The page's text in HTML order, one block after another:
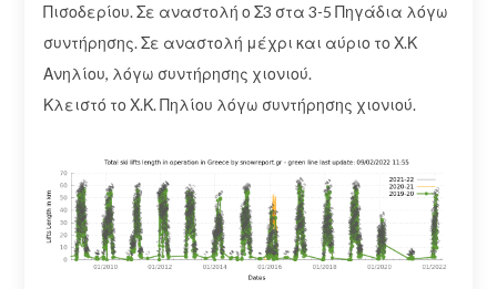
Πισοδερίου. Σε αναστολή ο Σ3 στα 3-5 Πηγάδια λόγω
συντήρησης. Σε αναστολή μέχρι και αύριο το Χ.Κ
Ανηλίου, λόγω συντήρησης χιονιού.
Κλειστό το Χ.Κ. Πηλίου λόγω συντήρησης χιονιού.